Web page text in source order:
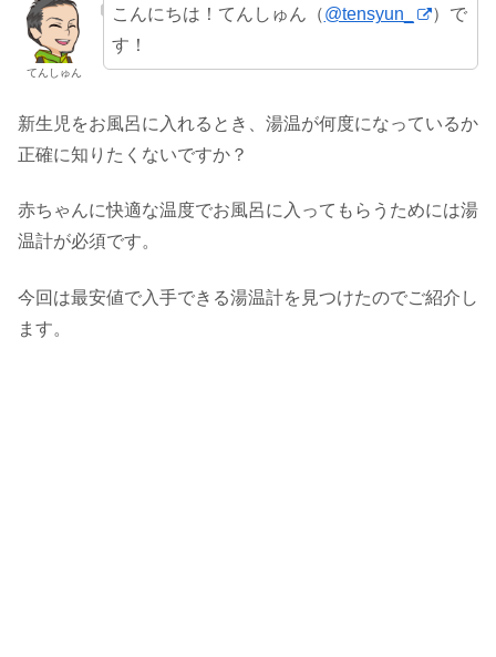
てんしゅん
こんにちは！てんしゅん（@tensyun_
）で
す！
新生児をお風呂に入れるとき、湯温が何度になっているか
正確に知りたくないですか？
赤ちゃんに快適な温度でお風呂に入ってもらうためには湯
温計が必須です。
今回は最安値で入手できる湯温計を見つけたのでご紹介し
ます。